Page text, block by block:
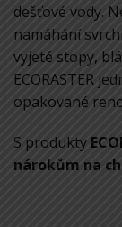
dešťové vody.
namáhání
vyjeté stopy,
ECORASTER
opakované
S produkty
nárokům na